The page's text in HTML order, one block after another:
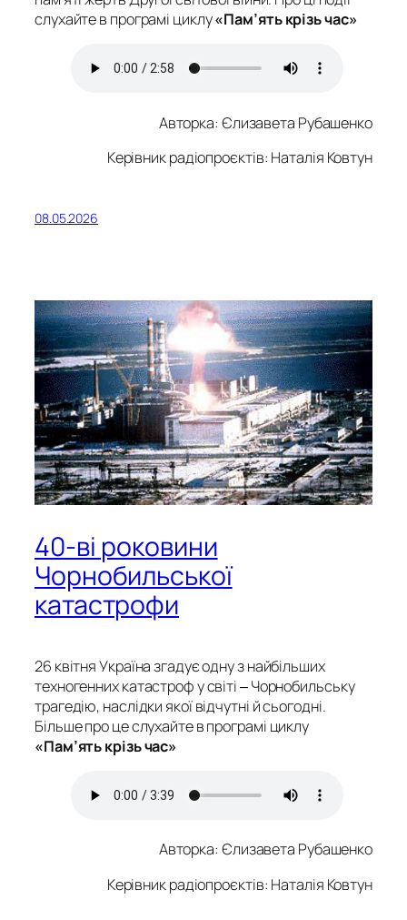
слухайте в програмі циклу«Пам’ять крізь час»
Авторка: Єлизавета Рубашенко
Керівник радіопроєктів: Наталія Ковтун
08.05.2026
40-ві роковини
Чорнобильської
катастрофи
26 квітня Україна згадує одну з найбільших
техногенних катастроф у світі ‒ Чорнобильську
трагедію, наслідки якої відчутні й сьогодні.
Більше про це слухайте в програмі циклу
«Пам’ять крізь час»
Авторка: Єлизавета Рубашенко
Керівник радіопроєктів: Наталія Ковтун